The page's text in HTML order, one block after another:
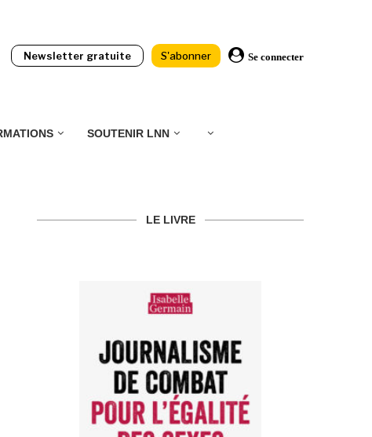
Newsletter gratuite S'abonner Se connecter
SOUTENIR LNN
LE LIVRE